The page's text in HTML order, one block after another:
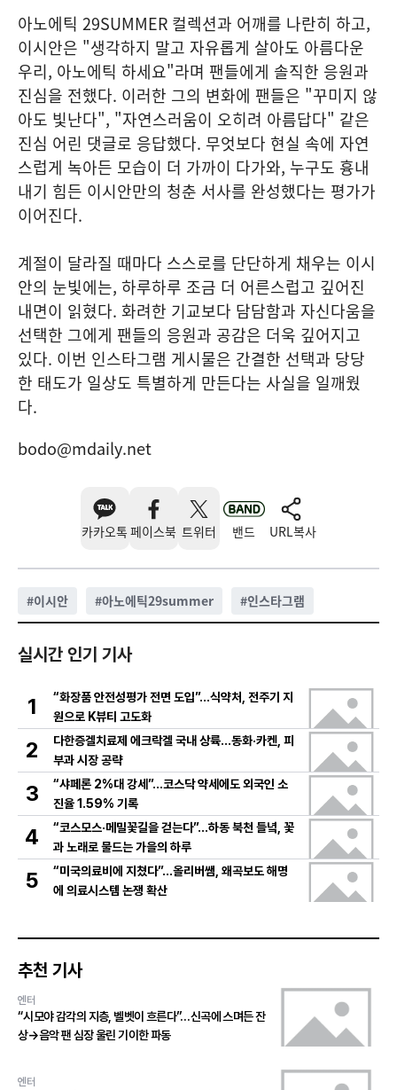
아노에틱 29SUMMER 컬렉션과 어깨를 나란히 하고,
이시안은 "생각하지 말고 자유롭게 살아도 아름다운
우리, 아노에틱 하세요"라며 팬들에게 솔직한 응원과
진심을 전했다. 이러한 그의 변화에 팬들은 "꾸미지 않
아도 빛난다", "자연스러움이 오히려 아름답다" 같은
진심 어린 댓글로 응답했다. 무엇보다 현실 속에 자연
스럽게 녹아든 모습이 더 가까이 다가와, 누구도 흉내
내기 힘든 이시안만의 청춘 서사를 완성했다는 평가가
이어진다.
계절이 달라질 때마다 스스로를 단단하게 채우는 이시
안의 눈빛에는, 하루하루 조금 더 어른스럽고 깊어진
내면이 읽혔다. 화려한 기교보다 담담함과 자신다움을
선택한 그에게 팬들의 응원과 공감은 더욱 깊어지고
있다. 이번 인스타그램 게시물은 간결한 선택과 당당
한 태도가 일상도 특별하게 만든다는 사실을 일깨웠
다.
bodo@mdaily.net
카카오톡 페이스북 트위터 밴드 URL복사
#이시안 #아노에틱29summer #인스타그램
실시간 인기 기사
1
“화장품 안전성평가 전면 도입”…식약처, 전주기 지
원으로 K뷰티 고도화
2
다한증겔치료제 에크락겔 국내 상륙…동화·카켄, 피
부과 시장 공략
3
“샤페론 2%대 강세”…코스닥 약세에도 외국인 소
진율 1.59% 기록
4
“코스모스·메밀꽃길을 걷는다”…하동 북천 들녘, 꽃
과 노래로 물드는 가을의 하루
5
“미국의료비에 지쳤다”…올리버쌤, 왜곡보도 해명
에 의료시스템 논쟁 확산
추천 기사
엔터
“시모야 감각의 지층, 벨벳이 흐른다”…신곡에 스며든 잔
상→음악 팬 심장 울린 기이한 파동
엔터